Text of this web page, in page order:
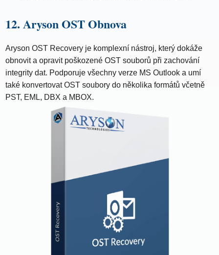
12. Aryson OST Obnova
Aryson OST Recovery je komplexní nástroj, který dokáže
obnovit a opravit poškozené OST souborů při zachování
integrity dat. Podporuje všechny verze MS Outlook a umí
také konvertovat OST soubory do několika formátů včetně
PST, EML, DBX a MBOX.